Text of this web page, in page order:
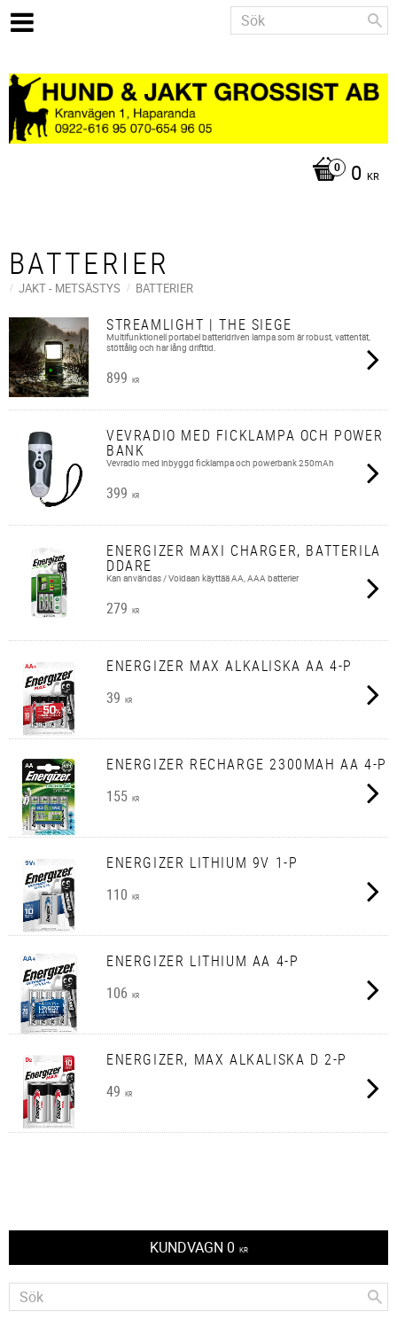
0 KR
BATTERIER
JAKT - METSÄSTYS BATTERIER
STREAMLIGHT | THE SIEGE
Multifunktionell portabel batteridriven lampa som är robust, vattentät,
stöttålig och har lång drifttid.
899 KR
VEVRADIO MED FICKLAMPA OCH POWER
BANK
Vevradio med inbyggd ficklampa och powerbank 250mAh
399 KR
ENERGIZER MAXI CHARGER, BATTERILA
DDARE
Kan användas / Voidaan käyttää AA, AAA batterier
279 KR
ENERGIZER MAX ALKALISKA AA 4-P
39 KR
ENERGIZER RECHARGE 2300MAH AA 4-P
155 KR
ENERGIZER LITHIUM 9V 1-P
110 KR
ENERGIZER LITHIUM AA 4-P
106 KR
ENERGIZER, MAX ALKALISKA D 2-P
49 KR
KUNDVAGN 0 KR